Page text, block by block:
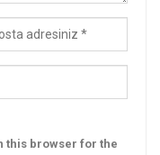
this browser for the